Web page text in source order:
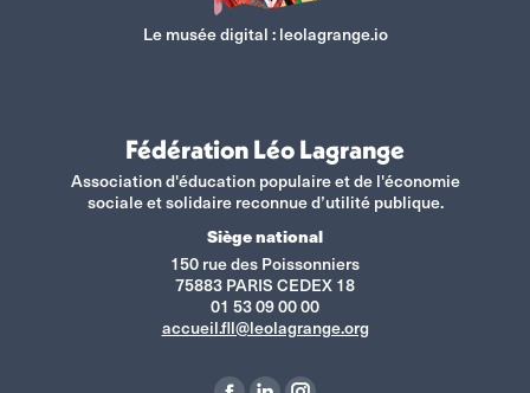
Le musée digital :leolagrange.io
Fédération Léo Lagrange
Association d'éducation populaire et de l'économie
sociale et solidaire reconnue d’utilité publique.
Siège national
150 rue des Poissonniers
75883 PARIS CEDEX 18
01 53 09 00 00
accueil.fll@leolagrange.org